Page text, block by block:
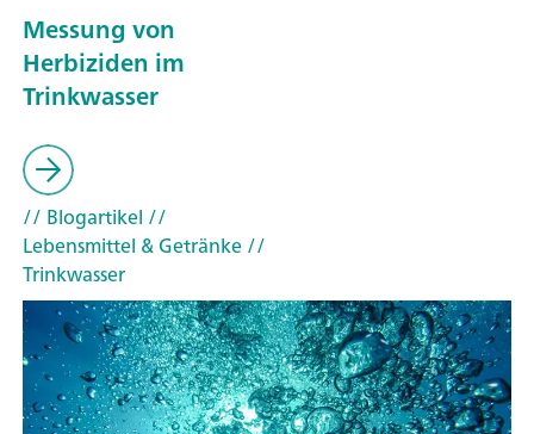
Messung von
Herbiziden im
Trinkwasser
// Blogartikel //
Lebensmittel & Getränke//
Trinkwasser